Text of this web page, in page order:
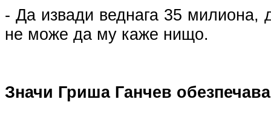
- Да извади веднага 35 милиона,
не може да му каже нищо.
Значи Гриша Ганчев